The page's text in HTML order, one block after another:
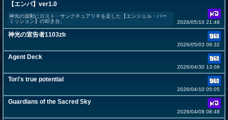
【エンパ】ver1.0
神光の波動にロスト・サンクチュアリＲを足した【エンジェル・パー
ミッション】の叩き台。
2026/05/10 21:48
神光の宣告者1103zb
2026/05/03 08:32
Agent Deck
2026/04/30 13:09
Tori's true potential
2026/04/10 05:05
Guardians of the Sacred Sky
2026/04/08 08:48